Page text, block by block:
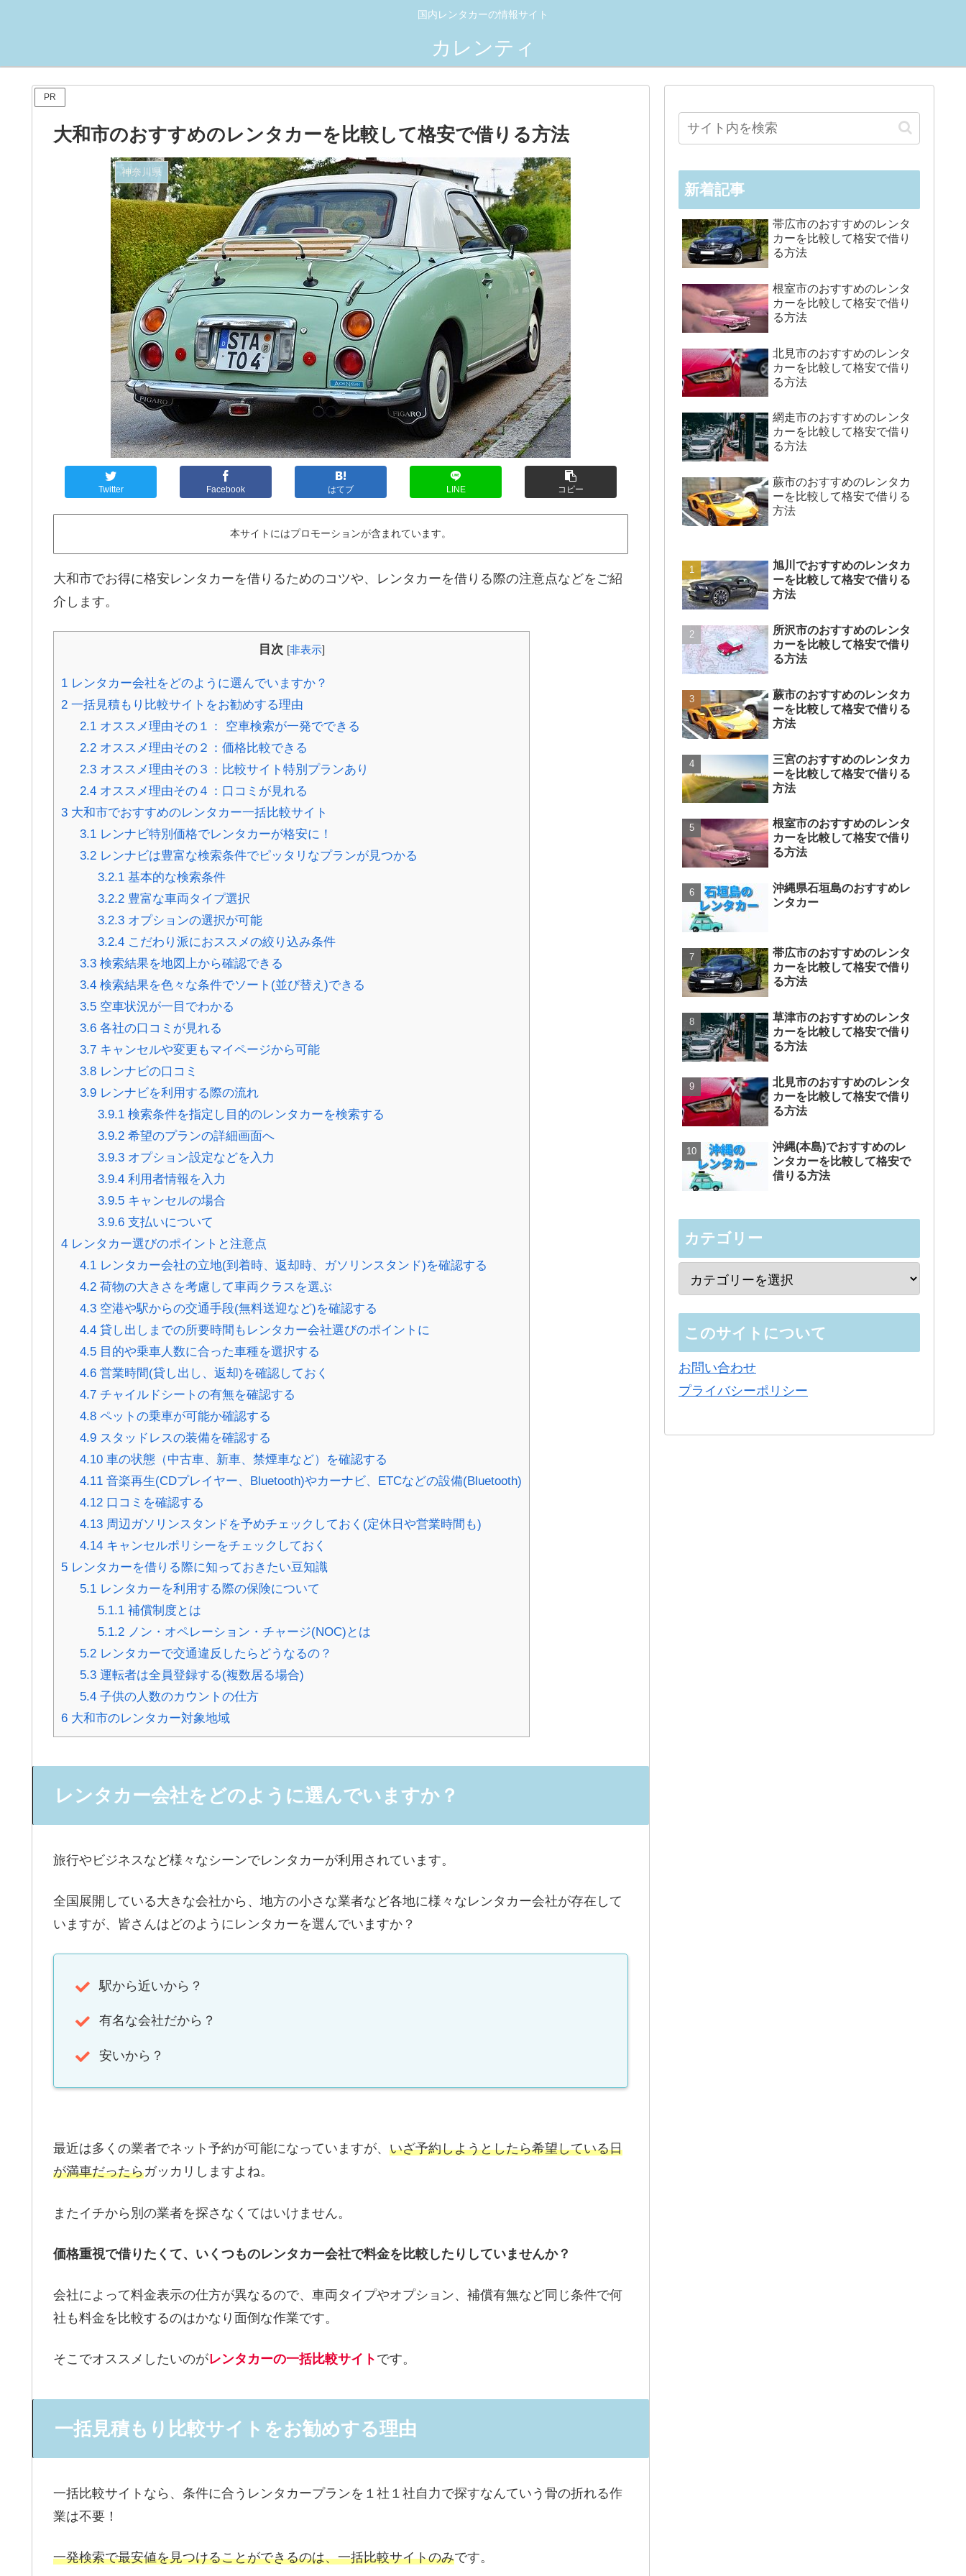
国内レンタカーの情報サイト
カレンティ
PR
大和市のおすすめのレンタカーを比較して格安で借りる方法
神奈川県
Twitter Facebook はてブ LINE コピー
本サイトにはプロモーションが含まれています。
大和市でお得に格安レンタカーを借りるためのコツや、レンタカーを借りる際の注意点などをご紹
介します。
目次 [非表示]
1 レンタカー会社をどのように選んでいますか？
2 一括見積もり比較サイトをお勧めする理由
2.1オススメ理由その１： 空車検索が一発でできる
2.2オススメ理由その２：価格比較できる
2.3オススメ理由その３：比較サイト特別プランあり
2.4オススメ理由その４：口コミが見れる
3 大和市でおすすめのレンタカー一括比較サイト
3.1レンナビ特別価格でレンタカーが格安に！
3.2レンナビは豊富な検索条件でピッタリなプランが見つかる
3.2.1 基本的な検索条件
3.2.2 豊富な車両タイプ選択
3.2.3 オプションの選択が可能
3.2.4 こだわり派におススメの絞り込み条件
3.3検索結果を地図上から確認できる
3.4検索結果を色々な条件でソート(並び替え)できる
3.5空車状況が一目でわかる
3.6各社の口コミが見れる
3.7キャンセルや変更もマイページから可能
3.8レンナビの口コミ
3.9レンナビを利用する際の流れ
3.9.1 検索条件を指定し目的のレンタカーを検索する
3.9.2 希望のプランの詳細画面へ
3.9.3 オプション設定などを入力
3.9.4 利用者情報を入力
3.9.5 キャンセルの場合
3.9.6 支払いについて
4 レンタカー選びのポイントと注意点
4.1レンタカー会社の立地(到着時、返却時、ガソリンスタンド)を確認する
4.2荷物の大きさを考慮して車両クラスを選ぶ
4.3空港や駅からの交通手段(無料送迎など)を確認する
4.4貸し出しまでの所要時間もレンタカー会社選びのポイントに
4.5目的や乗車人数に合った車種を選択する
4.6営業時間(貸し出し、返却)を確認しておく
4.7チャイルドシートの有無を確認する
4.8ペットの乗車が可能か確認する
4.9スタッドレスの装備を確認する
4.10車の状態（中古車、新車、禁煙車など）を確認する
4.11音楽再生(CDプレイヤー、Bluetooth)やカーナビ、ETCなどの設備(Bluetooth)
4.12口コミを確認する
4.13周辺ガソリンスタンドを予めチェックしておく(定休日や営業時間も)
4.14キャンセルポリシーをチェックしておく
5 レンタカーを借りる際に知っておきたい豆知識
5.1レンタカーを利用する際の保険について
5.1.1 補償制度とは
5.1.2 ノン・オペレーション・チャージ(NOC)とは
5.2レンタカーで交通違反したらどうなるの？
5.3運転者は全員登録する(複数居る場合)
5.4子供の人数のカウントの仕方
6 大和市のレンタカー対象地域
レンタカー会社をどのように選んでいますか？
旅行やビジネスなど様々なシーンでレンタカーが利用されています。
全国展開している大きな会社から、地方の小さな業者など各地に様々なレンタカー会社が存在して
いますが、皆さんはどのようにレンタカーを選んでいますか？
駅から近いから？
有名な会社だから？
安いから？
最近は多くの業者でネット予約が可能になっていますが、 いざ予約しようとしたら希望している日
が満車だったらガッカリしますよね。
またイチから別の業者を探さなくてはいけません。
価格重視で借りたくて、いくつものレンタカー会社で料金を比較したりしていませんか？
会社によって料金表示の仕方が異なるので、車両タイプやオプション、補償有無など同じ条件で何
社も料金を比較するのはかなり面倒な作業です。
そこでオススメしたいのがレンタカーの一括比較サイト です。
一括見積もり比較サイトをお勧めする理由
一括比較サイトなら、条件に合うレンタカープランを１社１社自力で探すなんていう骨の折れる作
業は不要！
一発検索で最安値を見つけることができるのは、一括比較サイトのみです。
新着記事
帯広市のおすすめのレンタ
カーを比較して格安で借り
る方法
根室市のおすすめのレンタ
カーを比較して格安で借り
る方法
北見市のおすすめのレンタ
カーを比較して格安で借り
る方法
網走市のおすすめのレンタ
カーを比較して格安で借り
る方法
蕨市のおすすめのレンタカ
ーを比較して格安で借りる
方法
旭川でおすすめのレンタカ
ーを比較して格安で借りる
方法
所沢市のおすすめのレンタ
カーを比較して格安で借り
る方法
蕨市のおすすめのレンタカ
ーを比較して格安で借りる
方法
三宮のおすすめのレンタカ
ーを比較して格安で借りる
方法
根室市のおすすめのレンタ
カーを比較して格安で借り
る方法
沖縄県石垣島のおすすめレ
ンタカー
帯広市のおすすめのレンタ
カーを比較して格安で借り
る方法
草津市のおすすめのレンタ
カーを比較して格安で借り
る方法
北見市のおすすめのレンタ
カーを比較して格安で借り
る方法
沖縄(本島)でおすすめのレ
ンタカーを比較して格安で
借りる方法
カテゴリー
このサイトについて
お問い合わせ
プライバシーポリシー